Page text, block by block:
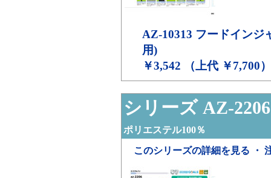
AZ-10313 フードインジ
用)
￥3,542 （上代 ￥7,700）
シリーズ AZ-2206
ポリエステル100％
このシリーズの詳細を見る ・